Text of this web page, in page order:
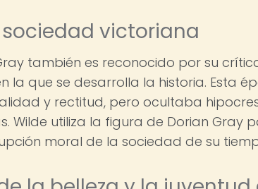
sociedad victoriana
también es reconocido por su
la que se desarrolla la historia. Esta
y rectitud, pero ocultaba
Wilde utiliza la figura de Dorian Gray
moral de la sociedad de su